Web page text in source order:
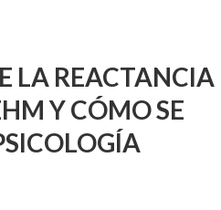
LA REACTANCIA
Y CÓMO SE